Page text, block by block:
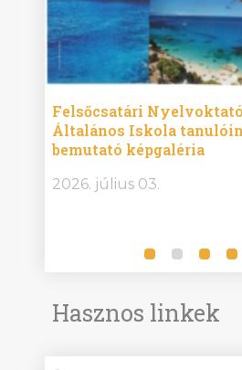
Felsőcsatári
Általános Iskola
bemutató képgaléria
2026. július 03.
Hasznos linkek